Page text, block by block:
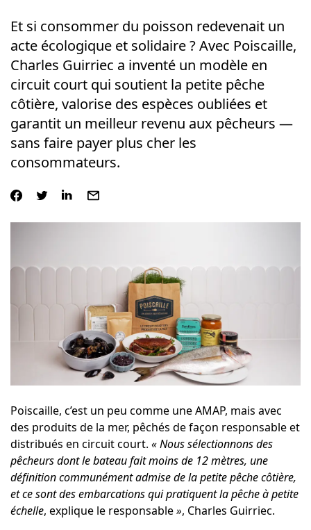
Et si consommer du poisson redevenait un
acte écologique et solidaire ? Avec Poiscaille,
Charles Guirriec a inventé un modèle en
circuit court qui soutient la petite pêche
côtière, valorise des espèces oubliées et
garantit un meilleur revenu aux pêcheurs —
sans faire payer plus cher les
consommateurs.
Poiscaille, c’est un peu comme une AMAP, mais avec
des produits de la mer, pêchés de façon responsable et
distribués en circuit court. « Nous sélectionnons des
pêcheurs dont le bateau fait moins de 12 mètres, une
définition communément admise de la petite pêche côtière,
et ce sont des embarcations qui pratiquent la pêche à petite
échelle, explique le responsable», Charles Guirriec.